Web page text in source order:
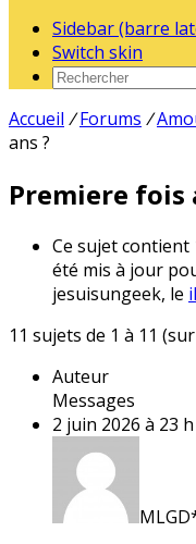
Sidebar (barre
Switch skin
Accueil / Forums /
ans ?
Premiere fois
Ce sujet contient
été mis à jour
jesuisungeek, le
11 sujets de 1 à 11
Auteur
Messages
2 juin 2026 à 23